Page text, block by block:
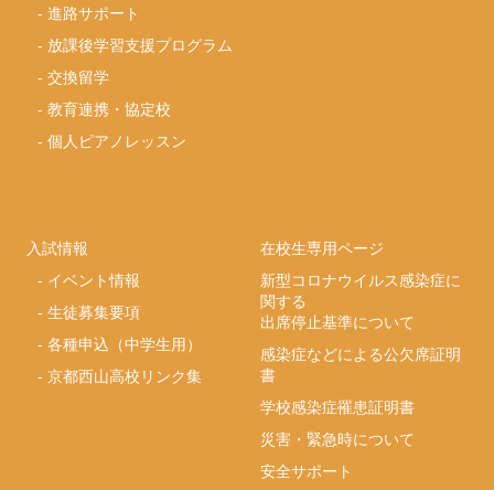
-進路サポート
- 放課後学習支援プログラム
-交換留学
-教育連携・協定校
-個人ピアノレッスン
入試情報
- イベント情報
-生徒募集要項
-各種申込（中学生用）
-京都西山高校リンク集
在校生専用ページ
新型コロナウイルス感染症に
関する
出席停止基準について
感染症などによる公欠席証明
書
学校感染症罹患証明書
災害・緊急時について
安全サポート